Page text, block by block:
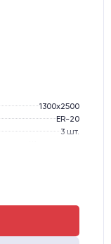
1300х2500
ER-20
3 шт.